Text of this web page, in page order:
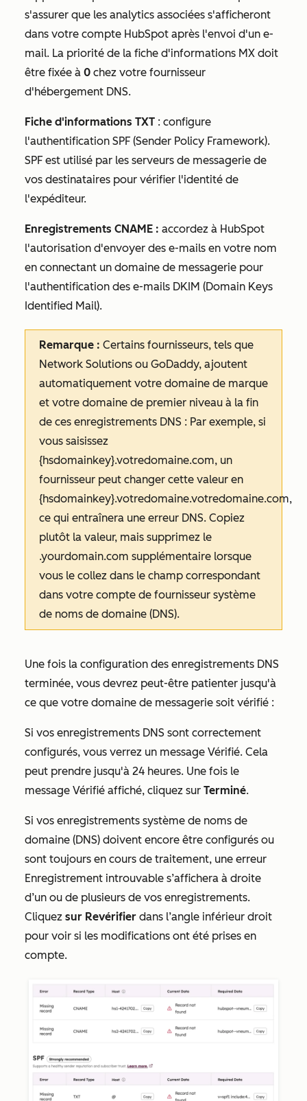
s'assurer que les analytics associées s'afficheront
dans votre compte HubSpot après l'envoi d'un e-
mail. La priorité de la fiche d'informations MX doit
être fixée à 0 chez votre fournisseur
d'hébergement DNS.
Fiche d'informations TXT : configure
l'authentification SPF (Sender Policy Framework).
SPF est utilisé par les serveurs de messagerie de
vos destinataires pour vérifier l'identité de
l'expéditeur.
Enregistrements CNAME : accordez à HubSpot
l'autorisation d'envoyer des e-mails en votre nom
en connectant un domaine de messagerie pour
l'authentification des e-mails DKIM (Domain Keys
Identified Mail).
Remarque : Certains fournisseurs, tels que
Network Solutions ou GoDaddy, ajoutent
automatiquement votre domaine de marque
et votre domaine de premier niveau à la fin
de ces enregistrements DNS : Par exemple, si
vous saisissez
{hsdomainkey}.votredomaine.com, un
fournisseur peut changer cette valeur en
{hsdomainkey}.votredomaine.votredomaine.com,
ce qui entraînera une erreur DNS. Copiez
plutôt la valeur, mais supprimez le
.yourdomain.com supplémentaire lorsque
vous le collez dans le champ correspondant
dans votre compte de fournisseur système
de noms de domaine (DNS).
Une fois la configuration des enregistrements DNS
terminée, vous devrez peut-être patienter jusqu'à
ce que votre domaine de messagerie soit vérifié :
Si vos enregistrements DNS sont correctement
configurés, vous verrez un message Vérifié. Cela
peut prendre jusqu'à 24 heures. Une fois le
message Vérifié affiché, cliquez sur Terminé.
Si vos enregistrements système de noms de
domaine (DNS) doivent encore être configurés ou
sont toujours en cours de traitement, une erreur
Enregistrement introuvable s’affichera à droite
d’un ou de plusieurs de vos enregistrements.
Cliquez sur Revérifier dans l’angle inférieur droit
pour voir si les modifications ont été prises en
compte.